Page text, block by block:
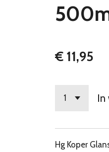
€ 11,95
In
Hg Koper